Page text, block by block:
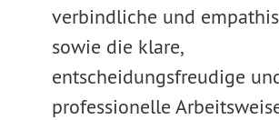
verbindliche und
sowie die klare,
entscheidungsfreudige
professionelle